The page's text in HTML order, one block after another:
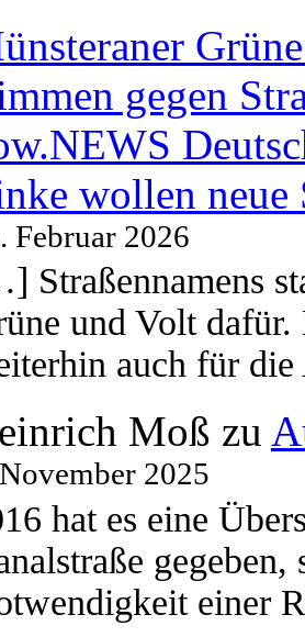
gegen
wollen neue
Februar 2026
Straßennamens
und Volt
auch für
Moß zu
2025
hat es eine
einer